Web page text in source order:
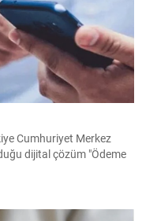
Cumhuriyet Merkez
dijital çözüm "Ödeme